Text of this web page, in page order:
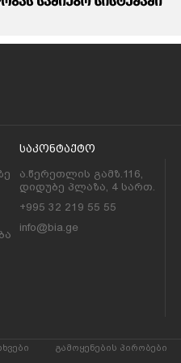
Საკონტაქტო
ა.წერეთლის გამზ.116,
დიდუბე პლაზა, 4 სართ.
+995 32 219 55 55
info@bia.ge
გამოყენების პირობები